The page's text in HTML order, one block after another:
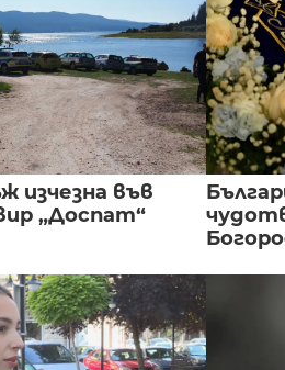
изчезна във
„Доспат“